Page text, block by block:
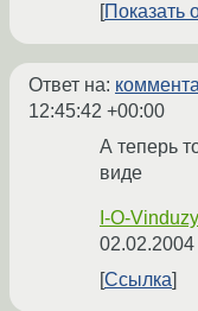
Показать
Ответ на:
12:45:42 +00:00
А теперь
виде
I-O-
Ссылка